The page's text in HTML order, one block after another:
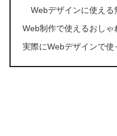
Webデザインに使える
Web制作で使えるおしゃ
実際にWebデザインで